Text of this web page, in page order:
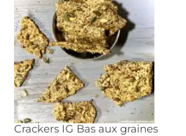
Crackers IG Bas aux graines